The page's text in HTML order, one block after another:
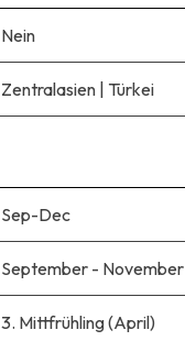
Nein
Zentralasien | Türkei
Sep-Dec
September - November
3. Mittfrühling (April)